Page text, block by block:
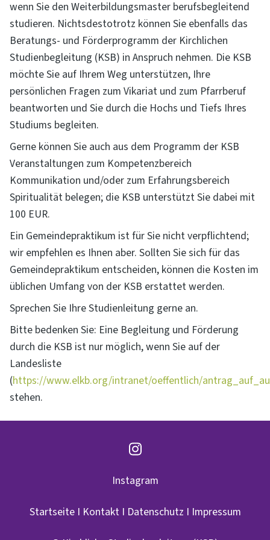
(online) vorbereitet. Am Ende des Praktikums
führen Sie mit Ihrer Mentorin bzw. Ihrem Mentor ein
Feedbackgespräch, für das der Mentor bzw. die
Mentorin
eine Vorlage hier , Sie selbst
eine Vorlage
hier und hier herunterladen können. Zusätzlich
schreiben Sie einen Bericht über Ihr Praktikum, den
Sie im Auswertungsseminar reflektieren und auch
per Mail an die KSB
Das Gemeindepraktikum ist für Sie kostenlos; Sie
können eine Unterstützungspauschale erhalten,
die Sie mit
diesem Formular
beantragen, ebenso
werden Ihnen Fahrtkosten bezuschusst, die mit
Praktikum absolviert haben, lassen Sie bitte auf
diesem Bogenbestätigen.
wenn Sie den Weiterbildungsmaster berufsbegleitend
studieren. Nichtsdestotrotz können Sie ebenfalls das
Beratungs- und Förderprogramm der Kirchlichen
Studienbegleitung (KSB) in Anspruch nehmen. Die KSB
möchte Sie auf Ihrem Weg unterstützen, Ihre
persönlichen Fragen zum Vikariat und zum Pfarrberuf
beantworten und Sie durch die Hochs und Tiefs Ihres
Studiums begleiten.
Gerne können Sie auch aus dem Programm der KSB
Veranstaltungen zum Kompetenzbereich
Kommunikation und/oder zum Erfahrungsbereich
Spiritualität belegen; die KSB unterstützt Sie dabei mit
100 EUR.
Ein Gemeindepraktikum ist für Sie nicht verpflichtend;
wir empfehlen es Ihnen aber. Sollten Sie sich für das
Gemeindepraktikum entscheiden, können die Kosten im
üblichen Umfang von der KSB erstattet werden.
Sprechen Sie Ihre Studienleitung gerne an.
Bitte bedenken Sie: Eine Begleitung und Förderung
durch die KSB ist nur möglich, wenn Sie auf der
Landesliste
(https://www.elkb.org/intranet/oeffentlich/
stehen.
Instagram
StartseiteI KontaktI Datenschutz I Impressum